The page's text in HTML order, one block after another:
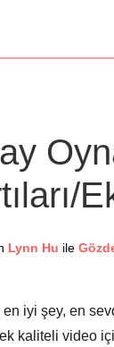
Lynn Hu ile
en iyi şey, en
kaliteli video